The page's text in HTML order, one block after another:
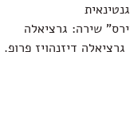
שירה: גרציאלה
דיזנהויז פרופ.